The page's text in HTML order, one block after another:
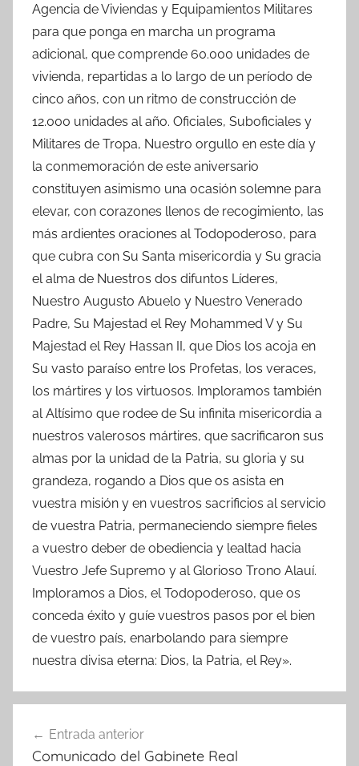
Agencia de Viviendas y Equipamientos Militares
para que ponga en marcha un programa
adicional, que comprende 60.000 unidades de
vivienda, repartidas a lo largo de un período de
cinco años, con un ritmo de construcción de
12.000 unidades al año. Oficiales, Suboficiales y
Militares de Tropa, Nuestro orgullo en este día y
la conmemoración de este aniversario
constituyen asimismo una ocasión solemne para
elevar, con corazones llenos de recogimiento, las
más ardientes oraciones al Todopoderoso, para
que cubra con Su Santa misericordia y Su gracia
el alma de Nuestros dos difuntos Líderes,
Nuestro Augusto Abuelo y Nuestro Venerado
Padre, Su Majestad el Rey Mohammed V y Su
Majestad el Rey Hassan II, que Dios los acoja en
Su vasto paraíso entre los Profetas, los veraces,
los mártires y los virtuosos. Imploramos también
al Altísimo que rodee de Su infinita misericordia a
nuestros valerosos mártires, que sacrificaron sus
almas por la unidad de la Patria, su gloria y su
grandeza, rogando a Dios que os asista en
vuestra misión y en vuestros sacrificios al servicio
de vuestra Patria, permaneciendo siempre fieles
a vuestro deber de obediencia y lealtad hacia
Vuestro Jefe Supremo y al Glorioso Trono Alauí.
Imploramos a Dios, el Todopoderoso, que os
conceda éxito y guíe vuestros pasos por el bien
de vuestro país, enarbolando para siempre
nuestra divisa eterna: Dios, la Patria, el Rey».
de
Entrada anterior
Comunicado del Gabinete Real